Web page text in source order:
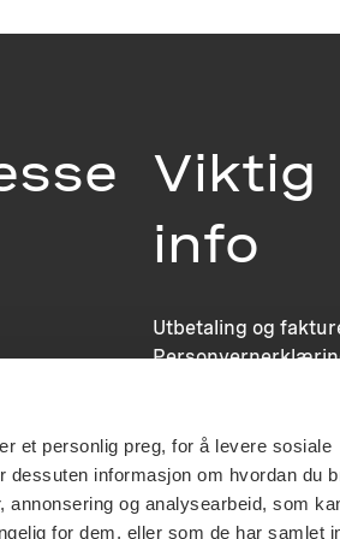
et personlig preg, for å levere sosiale
informasjon om hvordan du
og analysearbeid, som
for dem, eller som de har samlet
Viktig
info
Utbetaling og
Last ned logo